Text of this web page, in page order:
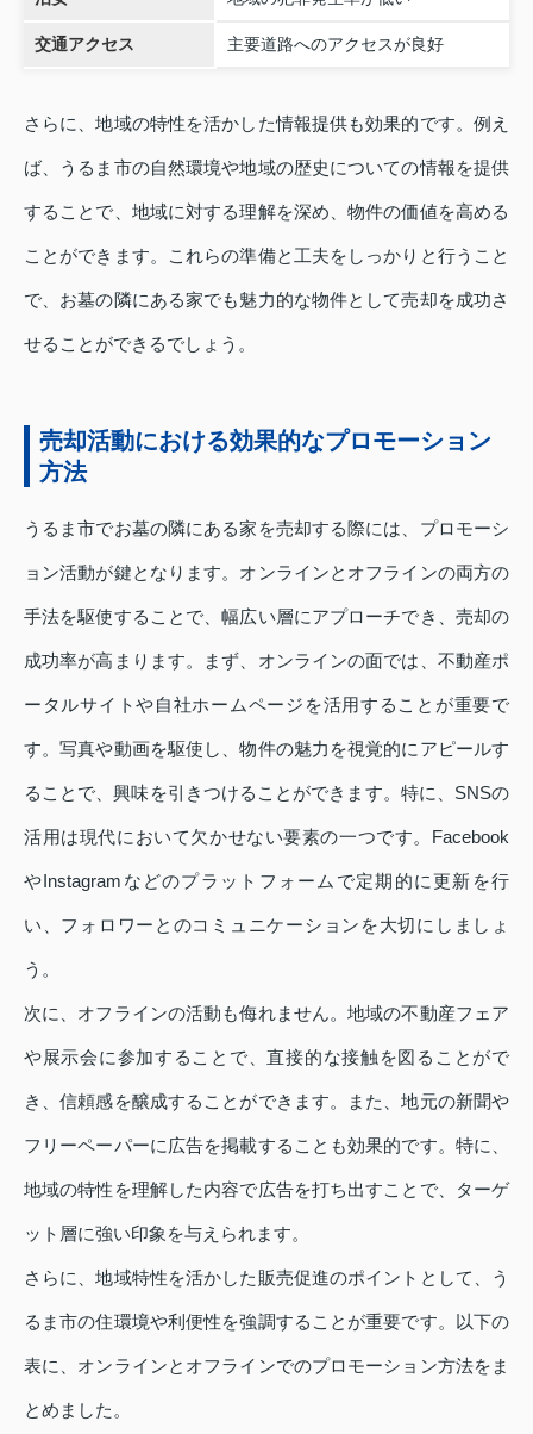
交通アクセス 主要道路へのアクセスが良好
さらに、地域の特性を活かした情報提供も効果的です。例え
ば、うるま市の自然環境や地域の歴史についての情報を提供
することで、地域に対する理解を深め、物件の価値を高める
ことができます。これらの準備と工夫をしっかりと行うこと
で、お墓の隣にある家でも魅力的な物件として売却を成功さ
せることができるでしょう。
売却活動における効果的なプロモーション
方法
うるま市でお墓の隣にある家を売却する際には、プロモーシ
ョン活動が鍵となります。オンラインとオフラインの両方の
手法を駆使することで、幅広い層にアプローチでき、売却の
成功率が高まります。まず、オンラインの面では、不動産ポ
ータルサイトや自社ホームページを活用することが重要で
す。写真や動画を駆使し、物件の魅力を視覚的にアピールす
ることで、興味を引きつけることができます。特に、SNSの
活用は現代において欠かせない要素の一つです。Facebook
やInstagramなどのプラットフォームで定期的に更新を行
い、フォロワーとのコミュニケーションを大切にしましょ
う。
次に、オフラインの活動も侮れません。地域の不動産フェア
や展示会に参加することで、直接的な接触を図ることがで
き、信頼感を醸成することができます。また、地元の新聞や
フリーペーパーに広告を掲載することも効果的です。特に、
地域の特性を理解した内容で広告を打ち出すことで、ターゲ
ット層に強い印象を与えられます。
さらに、地域特性を活かした販売促進のポイントとして、う
るま市の住環境や利便性を強調することが重要です。以下の
表に、オンラインとオフラインでのプロモーション方法をま
とめました。